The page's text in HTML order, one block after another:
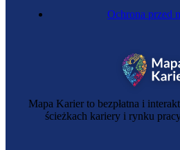
Doradca firm
Mapa Karier to bezpłatna i
ścieżkach kariery i rynku
Ochrona przed